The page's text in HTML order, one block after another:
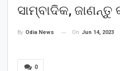
ସାମ୍ବାଦିକ, ଜାଣନ୍ତୁ
By Odia News On Jun 14, 2023
0